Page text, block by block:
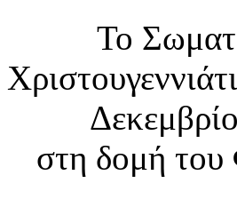
Το
στη δομή του